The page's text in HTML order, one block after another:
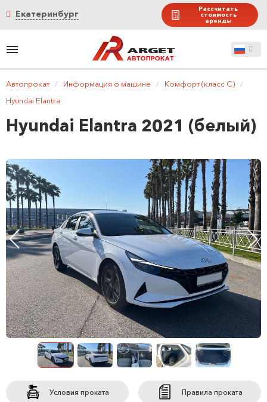
Екатеринбург Рассчитать
стоимость
аренды
Автопрокат / Информация о машине / Комфорт (класс C)
/
Hyundai Elantra
Hyundai Elantra 2021 (белый)
Условия проката Правила проката